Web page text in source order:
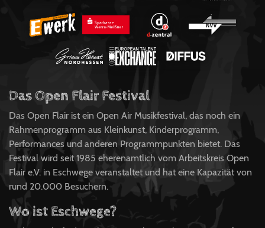
Das Open Flair Festival
Das Open Flair ist ein Open Air Musikfestival, das noch ein
Rahmenprogramm aus Kleinkunst, Kinderprogramm,
Performances und anderen Programmpunkten bietet. Das
Festival wird seit 1985 eherenamtlich vom Arbeitskreis Open
Flair e.V. in Eschwege veranstaltet und hat eine Kapazität von
rund 20.000 Besuchern.
Wo ist Eschwege?